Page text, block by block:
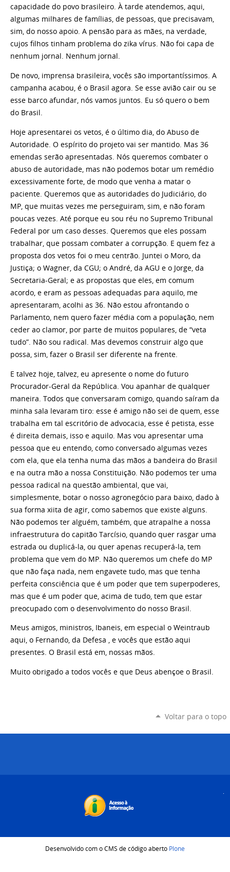
capacidade do povo brasileiro. À tarde atendemos, aqui,
algumas milhares de famílias, de pessoas, que precisavam,
sim, do nosso apoio. A pensão para as mães, na verdade,
cujos filhos tinham problema do zika vírus. Não foi capa de
nenhum jornal. Nenhum jornal.
De novo, imprensa brasileira, vocês são importantíssimos. A
campanha acabou, é o Brasil agora. Se esse avião cair ou se
esse barco afundar, nós vamos juntos. Eu só quero o bem
do Brasil.
Hoje apresentarei os vetos, é o último dia, do Abuso de
Autoridade. O espírito do projeto vai ser mantido. Mas 36
emendas serão apresentadas. Nós queremos combater o
abuso de autoridade, mas não podemos botar um remédio
excessivamente forte, de modo que venha a matar o
paciente. Queremos que as autoridades do Judiciário, do
MP, que muitas vezes me perseguiram, sim, e não foram
poucas vezes. Até porque eu sou réu no Supremo Tribunal
Federal por um caso desses. Queremos que eles possam
trabalhar, que possam combater a corrupção. E quem fez a
proposta dos vetos foi o meu centrão. Juntei o Moro, da
Justiça; o Wagner, da CGU; o André, da AGU e o Jorge, da
Secretaria-Geral; e as propostas que eles, em comum
acordo, e eram as pessoas adequadas para aquilo, me
apresentaram, acolhi as 36. Não estou afrontando o
Parlamento, nem quero fazer média com a população, nem
ceder ao clamor, por parte de muitos populares, de “veta
tudo”. Não sou radical. Mas devemos construir algo que
possa, sim, fazer o Brasil ser diferente na frente.
E talvez hoje, talvez, eu apresente o nome do futuro
Procurador-Geral da República. Vou apanhar de qualquer
maneira. Todos que conversaram comigo, quando saíram da
minha sala levaram tiro: esse é amigo não sei de quem, esse
trabalha em tal escritório de advocacia, esse é petista, esse
é direita demais, isso e aquilo. Mas vou apresentar uma
pessoa que eu entendo, como conversado algumas vezes
com ela, que ela tenha numa das mãos a bandeira do Brasil
e na outra mão a nossa Constituição. Não podemos ter uma
pessoa radical na questão ambiental, que vai,
simplesmente, botar o nosso agronegócio para baixo, dado à
sua forma xiita de agir, como sabemos que existe alguns.
Não podemos ter alguém, também, que atrapalhe a nossa
infraestrutura do capitão Tarcísio, quando quer rasgar uma
estrada ou duplicá-la, ou quer apenas recuperá-la, tem
problema que vem do MP. Não queremos um chefe do MP
que não faça nada, nem engavete tudo, mas que tenha
perfeita consciência que é um poder que tem superpoderes,
mas que é um poder que, acima de tudo, tem que estar
preocupado com o desenvolvimento do nosso Brasil.
Meus amigos, ministros, Ibaneis, em especial o Weintraub
aqui, o Fernando, da Defesa , e vocês que estão aqui
presentes. O Brasil está em, nossas mãos.
Muito obrigado a todos vocês e que Deus abençoe o Brasil.
Voltar para o topo
Desenvolvido com o CMS de código aberto Plone